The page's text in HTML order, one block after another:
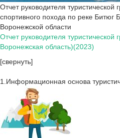
Отчет руководителя туристической
спортивного похода по реке Битюг
Воронежской области
Отчет руководителя туристической
Воронежская область)(2023)
[свернуть]
1.Информационная основа